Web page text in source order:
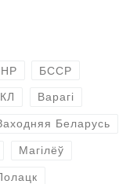
БССР
Варагі
Беларусь
Магілёў